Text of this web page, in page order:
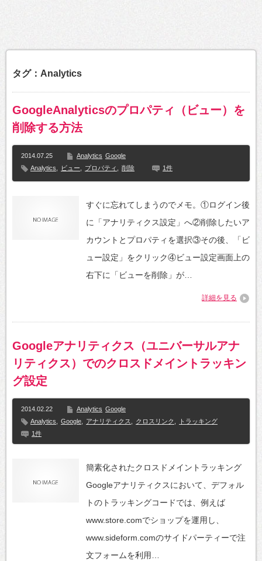
タグ：Analytics
GoogleAnalyticsのプロパティ（ビュー）を
削除する方法
2014.07.25 Analytics Google
Analytics
ビュー プロパティ 削除 1件
すぐに忘れてしまうのでメモ。①ログイン後
に「アナリティクス設定」へ②削除したいア
カウントとプロパティを選択③その後、「ビ
ュー設定」をクリック④ビュー設定画面上の
右下に「ビューを削除」が…
詳細を見る
Googleアナリティクス（ユニバーサルアナ
リティクス）でのクロスドメイントラッキン
グ設定
2014.02.22 Analytics Google
Analytics
Google アナリティクス クロスリンク
トラッキング
1件
簡素化されたクロスドメイントラッキング
Googleアナリティクスにおいて、デフォル
トのトラッキングコードでは、例えば
www.store.comでショップを運用し、
www.sideform.comのサイドパーティーで注
文フォームを利用…